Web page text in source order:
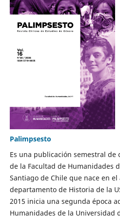
Palimpsesto
Es una publicación semestral
de la Facultad de Humanidades
Santiago de Chile que nace en el
departamento de Historia de la
2015 inicia una segunda época
Humanidades de la Universidad